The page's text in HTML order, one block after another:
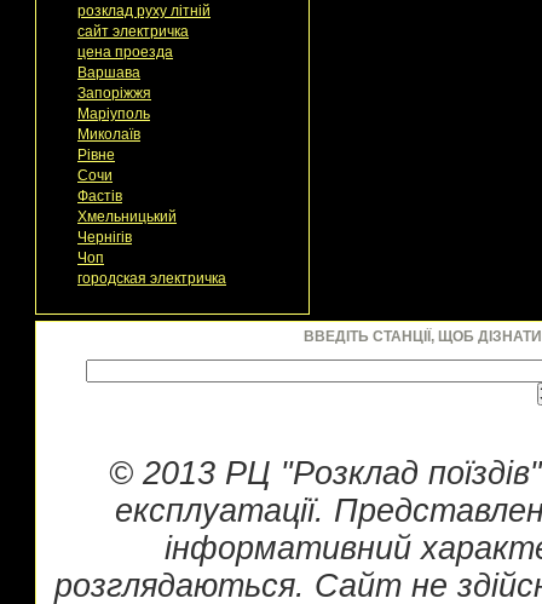
розклад руху літній
сайт электричка
цена проезда
Варшава
Запоріжжя
Маріуполь
Миколаїв
Рівне
Сочи
Фастів
Хмельницький
Чернігів
Чоп
городская электричка
ВВЕДІТЬ СТАНЦІЇ, ЩОБ
© 2013 РЦ "Розклад
експлуатації.
інформативний
розглядаються. Сайт не